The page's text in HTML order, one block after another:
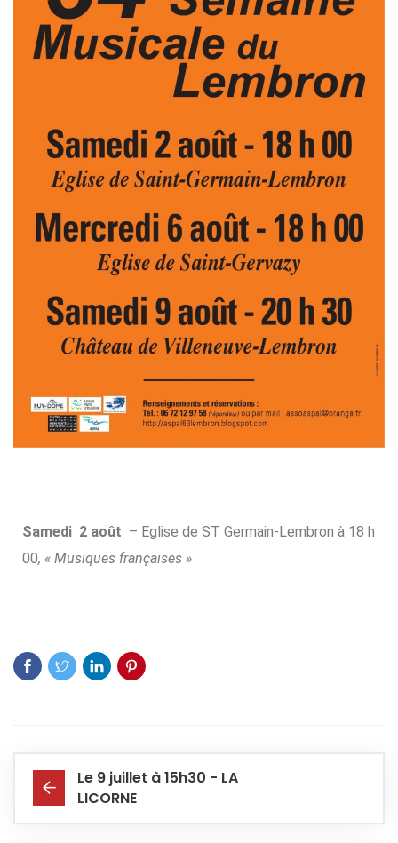
Samedi 2 août – Eglise de ST Germain-Lembron à 18 h
00, « Musiques françaises »
Le 9 juillet à 15h30 - LA
LICORNE